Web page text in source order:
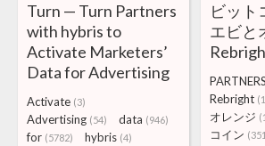
Turn — Turn Partners
with hybris to
Activate Marketers’
Data for Advertising
Activate (3)
Advertising (54) data (946)
for (5782) hybris (4)
ビット
エビと
PARTNERS
Rebright
オレンジ
コイン